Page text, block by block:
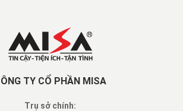
TY CỔ PHẦN MISA
Trụ sở chính: